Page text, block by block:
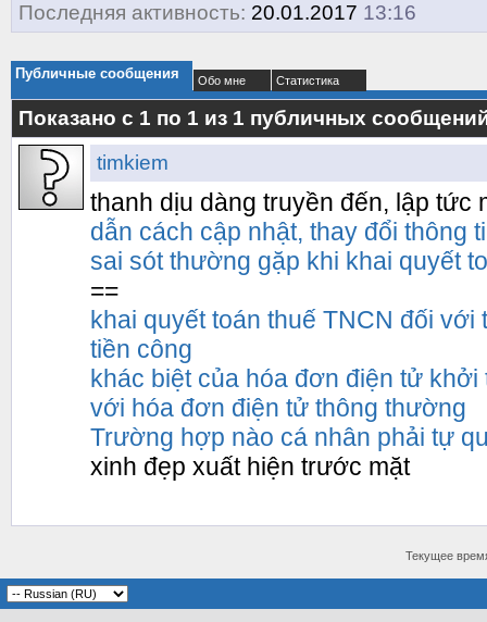
Последняя активность: 20.01.2017 13:16
Публичные сообщения Обо мне Статистика
Показано с 1 по 1 из 1 публичных
timkiem
thanh dịu dàng truyền đến, lập tức
dẫn cách cập nhật, thay đổi thông
sai sót thường gặp khi khai quyết
==
khai quyết toán thuế TNCN đối
tiền công
khác biệt của hóa đơn điện tử
với hóa đơn điện tử thông thường
Trường hợp nào cá nhân phải tự
xinh đẹp xuất hiện trước mặt
Текущее